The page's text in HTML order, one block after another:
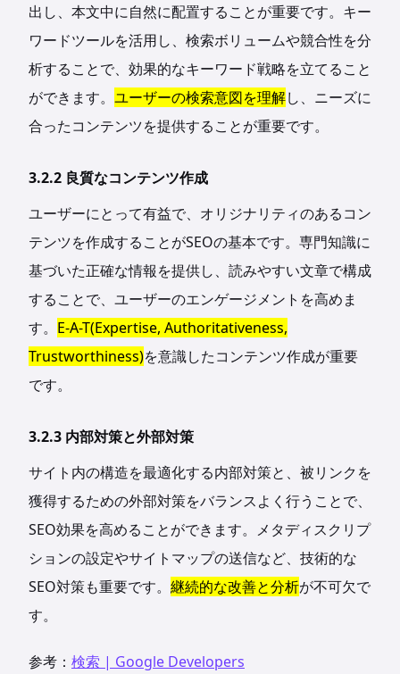
出し、本文中に自然に配置することが重要です。キー
ワードツールを活用し、検索ボリュームや競合性を分
析することで、効果的なキーワード戦略を立てること
ができます。 ユーザーの検索意図を理解し、ニーズに
合ったコンテンツを提供することが重要です。
3.2.2 良質なコンテンツ作成
ユーザーにとって有益で、オリジナリティのあるコン
テンツを作成することがSEOの基本です。専門知識に
基づいた正確な情報を提供し、読みやすい文章で構成
することで、ユーザーのエンゲージメントを高めま
す。 E-A-T(Expertise, Authoritativeness,
Trustworthiness)を意識したコンテンツ作成が重要
です。
3.2.3 内部対策と外部対策
サイト内の構造を最適化する内部対策と、被リンクを
獲得するための外部対策をバランスよく行うことで、
SEO効果を高めることができます。メタディスクリプ
ションの設定やサイトマップの送信など、技術的な
SEO対策も重要です。 継続的な改善と分析が不可欠で
す。
参考： 検索 | Google Developers